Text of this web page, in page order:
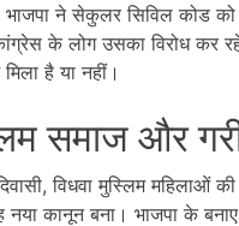
भाजपा ने सेकुलर सिविल कोड
के लोग उसका विरोध कर
है या नहीं।
समाज और
विधवा मुस्लिम महिलाओं
नया कानून बना। भाजपा के